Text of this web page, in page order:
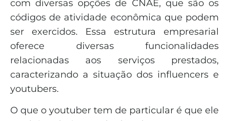
com diversas opções de CNAE, que são os
códigos de atividade econômica que podem
ser exercidos. Essa estrutura empresarial
oferece diversas funcionalidades
relacionadas aos serviços prestados,
caracterizando a situação dos influencers e
youtubers.
O que o youtuber tem de particular é que ele